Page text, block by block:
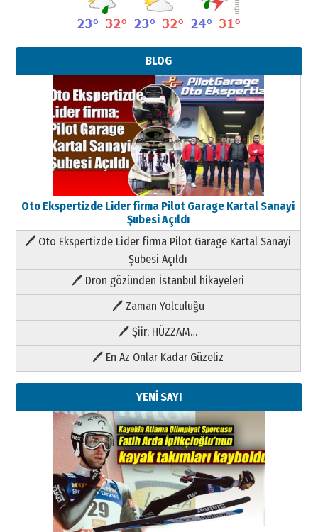
BLOG
Oto Ekspertizde Lider firma Pilot Garage Kartal Sanayi
Şubesi Açıldı
🖊 Oto Ekspertizde Lider firma Pilot Garage Kartal Sanayi
Şubesi Açıldı
🖊 Dron gözünden İstanbul hikayeleri
🖊 Zaman Yolculuğu
🖊 Şiir; HÜZZAM…
🖊 En Az Onlar Kadar Güzeliz
YENİ SAYI
Kenan GÜLERCİ